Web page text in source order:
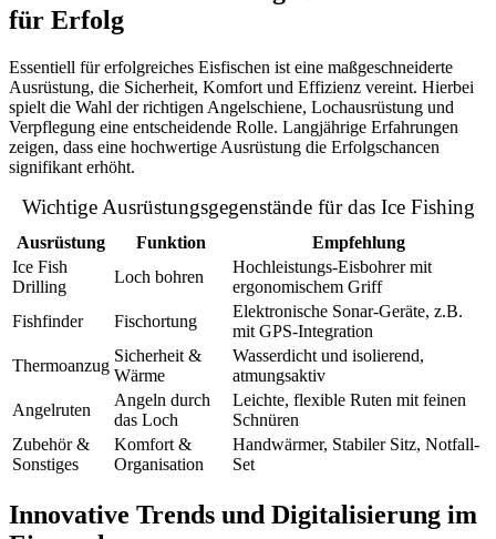
für Erfolg
Essentiell für erfolgreiches Eisfischen ist eine maßgeschneiderte
Ausrüstung, die Sicherheit, Komfort und Effizienz vereint. Hierbei
spielt die Wahl der richtigen Angelschiene, Lochausrüstung und
Verpflegung eine entscheidende Rolle. Langjährige Erfahrungen
zeigen, dass eine hochwertige Ausrüstung die Erfolgschancen
signifikant erhöht.
Wichtige Ausrüstungsgegenstände für das Ice Fishing
Ausrüstung Funktion
Empfehlung
Ice Fish
Drilling
Loch bohren
Hochleistungs-Eisbohrer mit
ergonomischem Griff
Fishfinder
Fischortung
Elektronische Sonar-Geräte, z.B.
mit GPS-Integration
Thermoanzug
Sicherheit &
Wärme
Wasserdicht und isolierend,
atmungsaktiv
Angelruten
Angeln durch
das Loch
Leichte, flexible Ruten mit feinen
Schnüren
Zubehör &
Sonstiges
Komfort &
Organisation
Handwärmer, Stabiler Sitz, Notfall-
Set
Innovative Trends und Digitalisierung im